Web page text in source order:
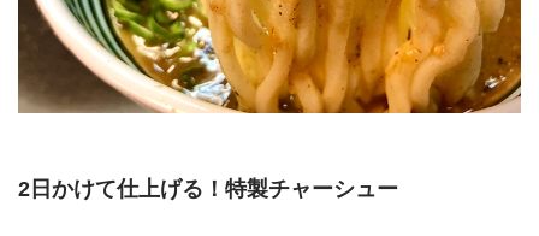
2日かけて仕上げる！特製チャーシュー